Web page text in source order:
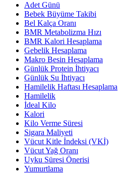
Adet Günü
Bebek Büyüme Takibi
Bel Kalça Oranı
BMR Metabolizma Hızı
BMR Kalori Hesaplama
Gebelik Hesaplama
Makro Besin Hesaplama
Günlük Protein İhtiyacı
Günlük Su İhtiyacı
Hamilelik Haftası Hesaplama
Hamilelik
İdeal Kilo
Kalori
Kilo Verme Süresi
Sigara Maliyeti
Vücut Kitle İndeksi (VKİ)
Vücut Yağ Oranı
Uyku Süresi Önerisi
Yumurtlama